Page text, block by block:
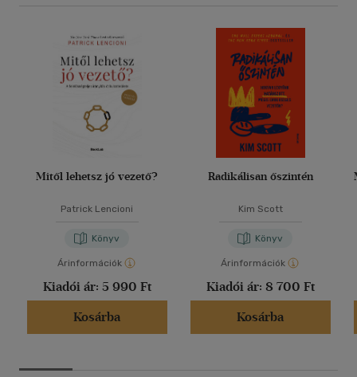
Mitől lehetsz jó vezető?
Patrick Lencioni
Könyv
Árinformációk
Kiadói ár: 5 990 Ft
Kosárba
Radikálisan őszintén
Kim Scott
Könyv
Árinformációk
Kiadói ár: 8 700 Ft
Kosárba